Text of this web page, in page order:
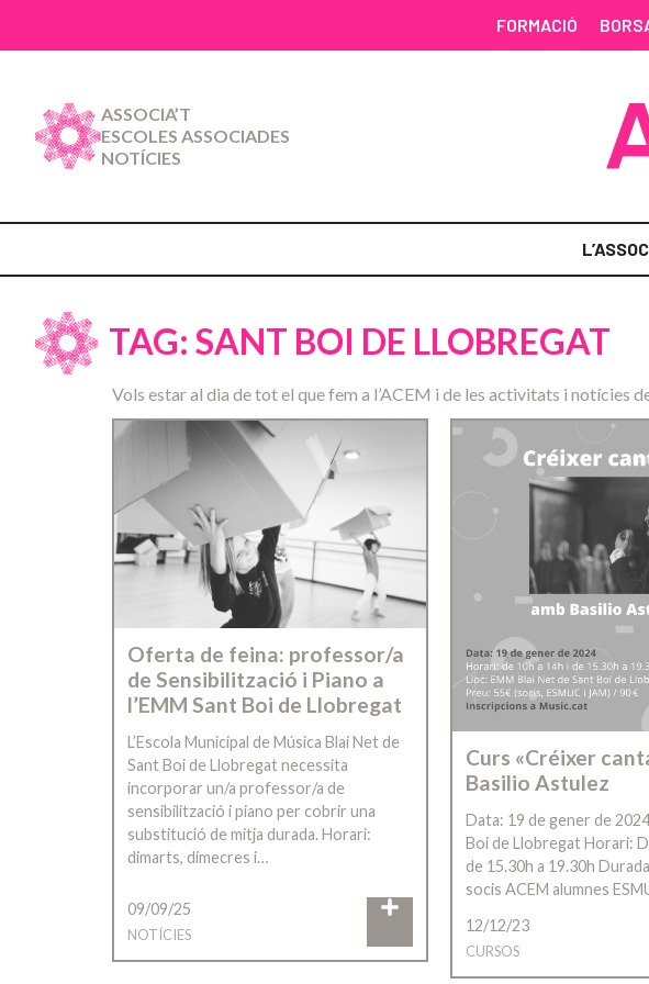
FORMACIÓ
ASSOCIA’T
ESCOLES ASSOCIADES
NOTÍCIES
TAG: SANT BOI DE LLOBREGAT
Vols estar al dia de tot el que fem a l’ACEM i de les activitats i notícies
Oferta de feina: professor/a
de Sensibilització i Piano a
l’EMM Sant Boi de Llobregat
L’Escola Municipal de Música Blai Net de
Sant Boi de Llobregat necessita
incorporar un/a professor/a de
sensibilització i piano per cobrir una
substitució de mitja durada. Horari:
dimarts, dimecres i…
09/09/25
NOTÍCIES
Curs «Créixer
Basilio Astulez
Data: 19 de gener de
Boi de Llobregat Horari:
de 15.30h a 19.30h
socis ACEM alumnes
12/12/23
CURSOS